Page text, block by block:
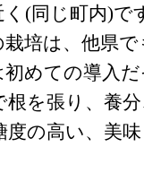
(同じ町内)で
培は、他県
初めての導入
根を張り、養
度の高い、美